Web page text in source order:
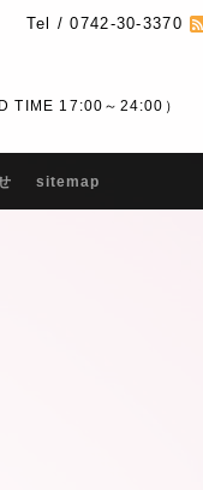
Tel / 0742-30-3370
TIME 17:00～24:00）
sitemap